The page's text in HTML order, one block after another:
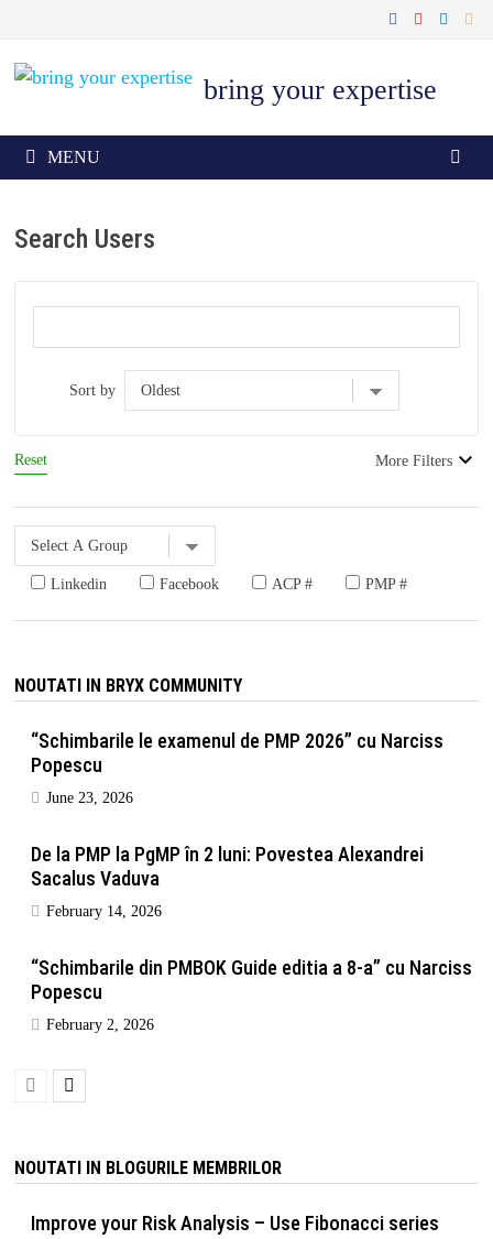
content
bring your expertise
MENU
Search Users
Sort by
Reset More Filters
Linkedin Facebook ACP # PMP #
NOUTATI IN BRYX COMMUNITY
“Schimbarile le examenul de PMP 2026” cu Narciss
Popescu
June 23, 2026
De la PMP la PgMP în 2 luni: Povestea Alexandrei
Sacalus Vaduva
February 14, 2026
“Schimbarile din PMBOK Guide editia a 8-a” cu Narciss
Popescu
February 2, 2026
NOUTATI IN BLOGURILE MEMBRILOR
Improve your Risk Analysis – Use Fibonacci series